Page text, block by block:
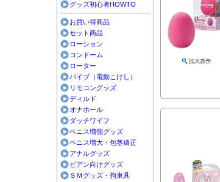
グッズ初心者HOWTO
お買い得商品
セット商品
ローション
コンドーム
ローター
バイブ（電動こけし）
リモコングッズ
ディルド
オナホール
ダッチワイフ
ペニス増強グッズ
ペニス増大・包茎矯正
アナルグッズ
ビアン向けグッズ
ＳＭグッズ・拘束具